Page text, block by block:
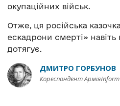
окупаційних військ.
Отже, ця російська
ескадрони смерті» навіть
дотягує.
ДМИТРО ГОРБУНОВ
Кореспондент АрміяInform